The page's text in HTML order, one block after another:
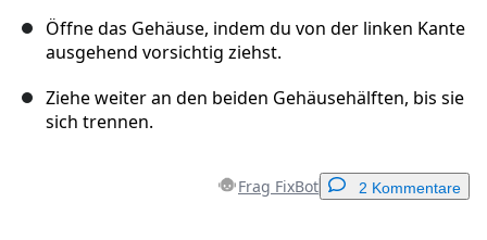
Öffne das Gehäuse, indem du von der linken Kante
ausgehend vorsichtig ziehst.
Ziehe weiter an den beiden Gehäusehälften, bis sie
sich trennen.
Frag FixBot 2 Kommentare